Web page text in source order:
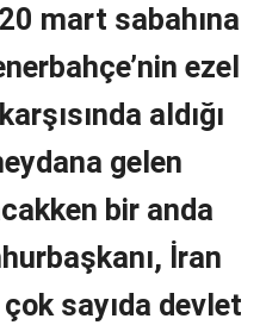
mart sabahına
ezel
aldığı
gelen
bir anda
İran
çok sayıda devlet